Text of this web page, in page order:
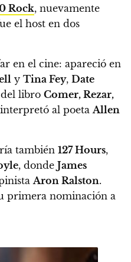
Rock, nuevamente
el host en dos
en el cine: apareció en
y Tina Fey, Date
libro Comer, Rezar,
al poetaAllen
también 127 Hours,
, donde James
Aron Ralston.
primera nominación a